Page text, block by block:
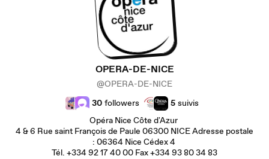
OPERA-DE-NICE
@OPERA-DE-NICE
30 followers 5 suivis
Opéra Nice Côte d'Azur
4 & 6 Rue saint François de Paule 06300 NICE Adresse postale
: 06364 Nice Cédex 4
Tél. +334 92 17 40 00 Fax +334 93 80 34 83